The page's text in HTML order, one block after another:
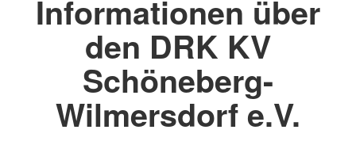
Informationen über
den DRK KV
Schöneberg-
Wilmersdorf e.V.